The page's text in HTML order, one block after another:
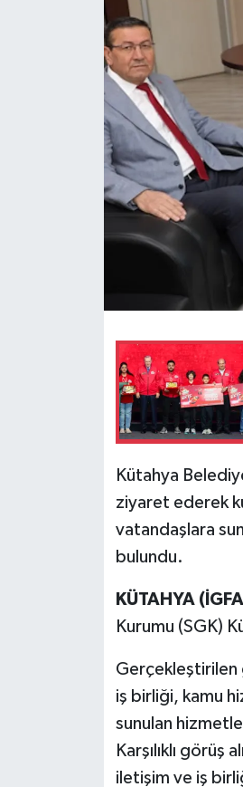
Kütahya
ziyaret ederek
vatandaşlara
bulundu.
KÜTAHYA
Kurumu (SGK)
Gerçekleştirilen
iş birliği, kamu
sunulan
Karşılıklı görüş
iletişim ve iş